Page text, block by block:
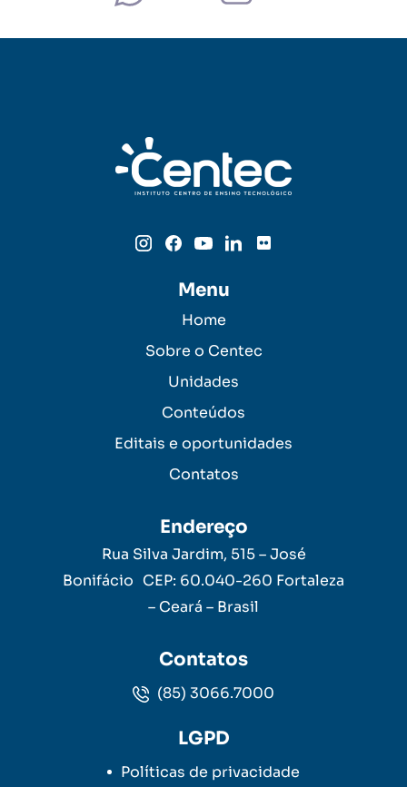
Menu
Home
Sobre o Centec
Unidades
Conteúdos
Editais e oportunidades
Contatos
Endereço
Rua Silva Jardim, 515 – José
Bonifácio CEP: 60.040-260 Fortaleza
– Ceará – Brasil
Contatos
(85) 3066.7000
LGPD
Políticas de privacidade